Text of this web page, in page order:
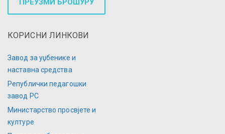
ПРЕУЗМИ БРОШУРУ
КОРИСНИ ЛИНКОВИ
Завод за уџбенике и
наставна средства
Републички педагошки
завод РС
Министарство просвјете и
културе